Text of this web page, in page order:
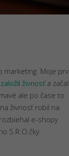
marketing. Moje
založil živnosťa začal
ale po čase to
živnosť robil na
e-shopy
S.R.O.čky.